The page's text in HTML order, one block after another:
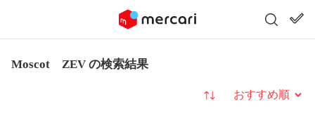
Moscot ZEV の検索結果
並び替え